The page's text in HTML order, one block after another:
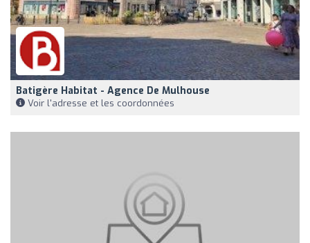
Batigère Habitat - Agence De Mulhouse
Voir l'adresse et les coordonnées